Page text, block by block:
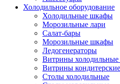
Холодильное оборудование
Холодильные шкафы
Морозильные лари
Салат-бары
Морозильные шкафы
Ледогенераторы
Витрины холодильные
Витрины кондитерские
Столы холодильные